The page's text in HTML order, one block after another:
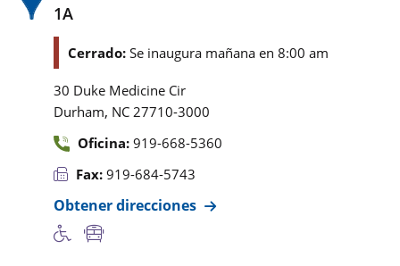
1A
Cerrado: Se inaugura mañana en 8:00 am
30 Duke Medicine Cir
Durham, NC 27710-3000
Oficina: 919-668-5360
Fax: 919-684-5743
Obtener direcciones